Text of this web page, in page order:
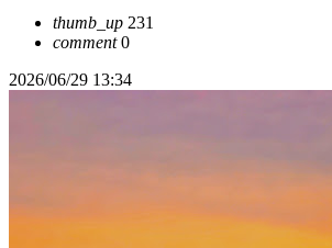
thumb_up 231
comment0
2026/06/29 13:34